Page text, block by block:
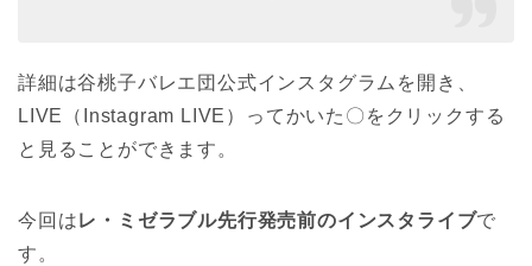
詳細は谷桃子バレエ団公式インスタグラムを開き、
LIVE（Instagram LIVE）ってかいた〇をクリックする
と見ることができます。
今回はレ・ミゼラブル先行発売前のインスタライブで
す。